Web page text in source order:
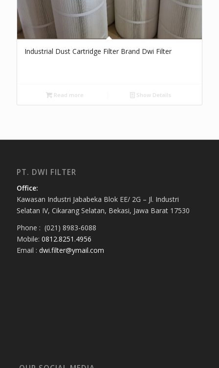
Industrial Dust Cartridge Filter Brand Dwi Filter
Read more Show Details
PT. DWI FILTER
Office:
Kawasan Industri Jababeka Blok EE/ 2G – Jl. Industri
Selatan IV, Cikarang Selatan, Bekasi, Jawa Barat 17530
Phone : (021) 8983-6088
Mobile: 0812.8251.4956
Email : dwi.filter@ymail.com